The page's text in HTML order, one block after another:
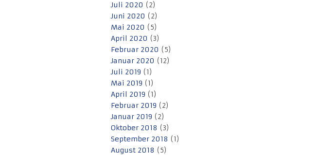
Juli 2020 (2)
Juni 2020 (2)
Mai 2020 (5)
April 2020 (3)
Februar 2020 (5)
Januar 2020 (12)
Juli 2019 (1)
Mai 2019 (1)
April 2019 (1)
Februar 2019 (2)
Januar 2019 (2)
Oktober 2018 (3)
September 2018 (1)
August 2018 (5)